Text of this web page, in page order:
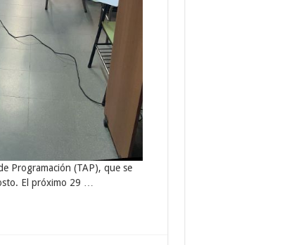
Programación (TAP), que se
El próximo 29 …